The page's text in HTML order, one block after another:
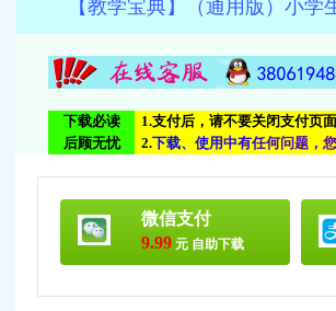
【教学宝典】（通用版）小学
下载必读
后顾无忧
1.支付后，请不要关闭支付页
2.下载、 使用中有任何问题 ， 您
微信支付
9.99 元 自助下载